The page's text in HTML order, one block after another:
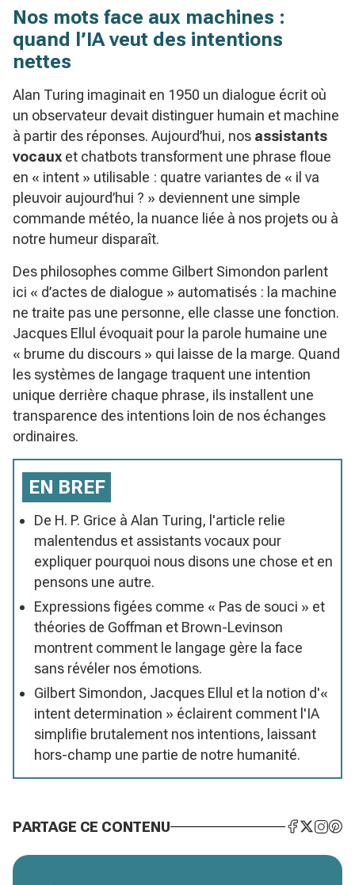
Nos mots face aux machines :
quand l’IA veut des intentions
nettes
Alan Turing imaginait en 1950 un dialogue écrit où
un observateur devait distinguer humain et machine
à partir des réponses. Aujourd’hui, nos assistants
vocaux et chatbots transforment une phrase floue
en « intent » utilisable : quatre variantes de « il va
pleuvoir aujourd’hui ? » deviennent une simple
commande météo, la nuance liée à nos projets ou à
notre humeur disparaît.
Des philosophes comme Gilbert Simondon parlent
ici « d’actes de dialogue » automatisés : la machine
ne traite pas une personne, elle classe une fonction.
Jacques Ellul évoquait pour la parole humaine une
« brume du discours » qui laisse de la marge. Quand
les systèmes de langage traquent une intention
unique derrière chaque phrase, ils installent une
transparence des intentions loin de nos échanges
ordinaires.
EN BREF
De H. P. Grice à Alan Turing, l'article relie
malentendus et assistants vocaux pour
expliquer pourquoi nous disons une chose et en
pensons une autre.
Expressions figées comme « Pas de souci » et
théories de Goffman et Brown-Levinson
montrent comment le langage gère la face
sans révéler nos émotions.
Gilbert Simondon, Jacques Ellul et la notion d'«
intent determination » éclairent comment l'IA
simplifie brutalement nos intentions, laissant
hors-champ une partie de notre humanité.
PARTAGE CE CONTENU